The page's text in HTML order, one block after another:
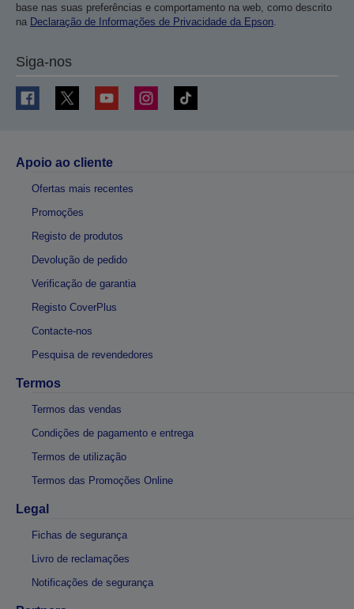
base nas suas preferências e comportamento na web, como descrito
na Declaração de Informações de Privacidade da Epson.
Siga-nos
Apoio ao cliente
Ofertas mais recentes
Promoções
Registo de produtos
Devolução de pedido
Verificação de garantia
Registo CoverPlus
Contacte-nos
Pesquisa de revendedores
Termos
Termos das vendas
Condições de pagamento e entrega
Termos de utilização
Termos das Promoções Online
Legal
Fichas de segurança
Livro de reclamações
Notificações de segurança